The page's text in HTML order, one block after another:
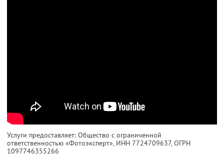
Услуги предоставляет: Общество с ограниченной
ответственностью «Фотоэксперт», ИНН 7724709637, ОГРН
1097746355266